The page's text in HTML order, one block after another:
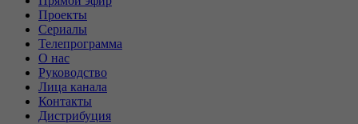
Проекты
Сериалы
Телепрограмма
О нас
Руководство
Лица канала
Контакты
Дистрибуция